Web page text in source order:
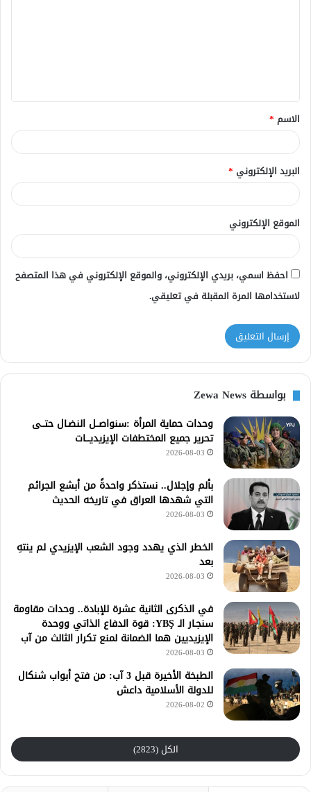
ق
*
الاسم *
البريد الإلكتروني *
الموقع الإلكتروني
احفظ اسمي، بريدي الإلكتروني، والموقع الإلكتروني في هذا المتصفح
لاستخدامها المرة المقبلة في تعليقي.
بواسطة Zewa News
وحدات حماية المرأة :سنواصــل النضـال حتــى
تحرير جميع المختطفات الإيزيديـــات
2026-08-03
بألم وإجلال.. نستذكر واحدةً من أبشع الجرائم
التي شهدها العراق في تاريخه الحديث
2026-08-03
الخطر الذي يهدد وجود الشعب الإيزيدي لم ينتهِ
بعد
2026-08-03
في الذكرى الثانية عشرة للإبادة.. وحدات مقاومة
سنجـار الـ YBŞ: قوة الدفاع الذاتي ووحدة
الإيزيديين هما الضمانة لمنع تكرار الثالث من آب
2026-08-03
الطبخة الأخيرة قبل 3 آب: من فتح أبواب شنكال
للدولة الأسلامية داعش
2026-08-02
الكل (2823)